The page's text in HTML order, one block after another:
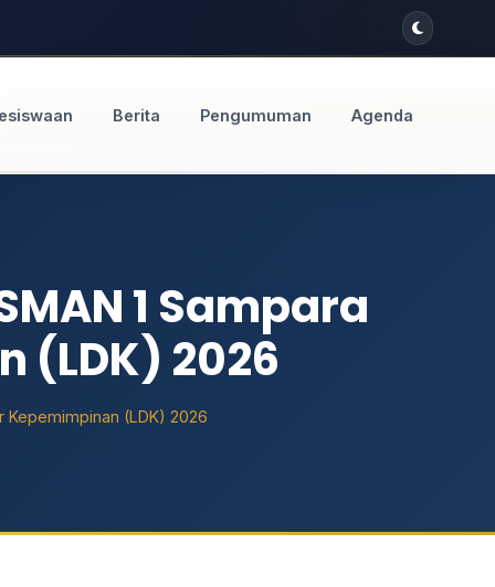
Berita Pengumuman Agenda
1 Sampara
(LDK) 2026
Kepemimpinan (LDK) 2026